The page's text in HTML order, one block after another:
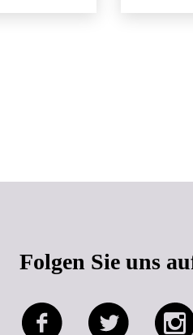
Folgen Sie uns